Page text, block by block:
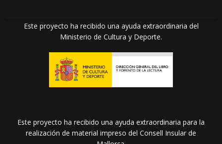
Este proyecto ha recibido una ayuda extraordinaria del
Ministerio de Cultura y Deporte.
Este proyecto ha recibido una ayuda extraordinaria para la
realización de material impreso del Consell Insular de